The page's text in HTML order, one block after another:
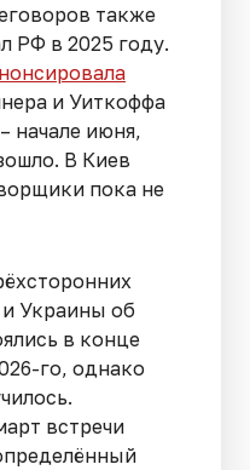
также
РФ в 2025 году.
и Уиткоффа
начале июня,
В Киев
пока не
Украины об
в конце
го, однако
встречи